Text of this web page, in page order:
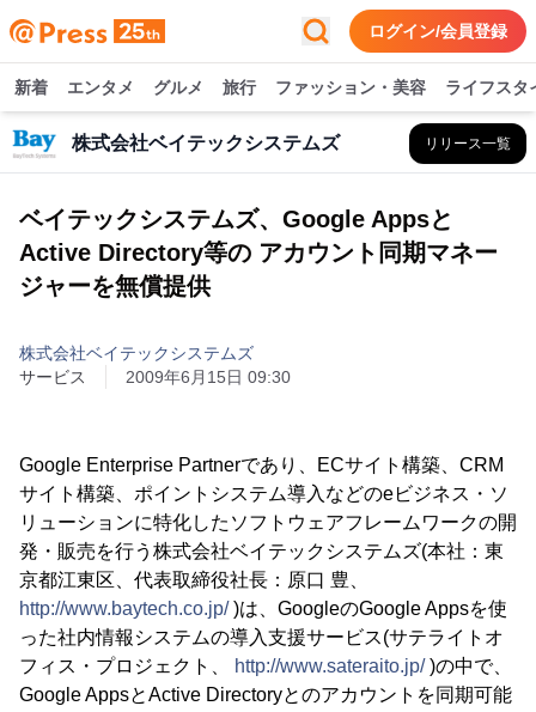
ログイン/会員登録
新着 エンタメ グルメ 旅行 ファッション・美容 ライフスタ
株式会社ベイテックシステムズ リリース一覧
ベイテックシステムズ、Google Appsと
Active Directory等の アカウント同期マネー
ジャーを無償提供
株式会社ベイテックシステムズ
サービス
2009年6月15日 09:30
Google Enterprise Partnerであり、ECサイト構築、CRM
サイト構築、ポイントシステム導入などのeビジネス・ソ
リューションに特化したソフトウェアフレームワークの開
発・販売を行う株式会社ベイテックシステムズ(本社：東
京都江東区、代表取締役社長：原口 豊、
http://www.baytech.co.jp/)は、GoogleのGoogle Appsを使
った社内情報システムの導入支援サービス(サテライトオ
フィス・プロジェクト、
http://www.sateraito.jp/)の中で、
Google AppsとActive Directoryとのアカウントを同期可能